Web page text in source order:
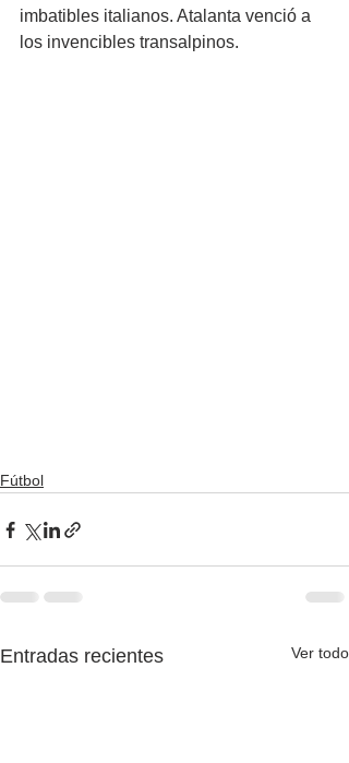
imbatibles italianos. Atalanta venció a
los invencibles transalpinos.
Fútbol
Entradas recientes Ver todo